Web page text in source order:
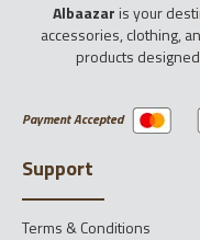
Albaazar is your
accessories, clothing,
products
Payment Accepted
Support
Terms & Conditions